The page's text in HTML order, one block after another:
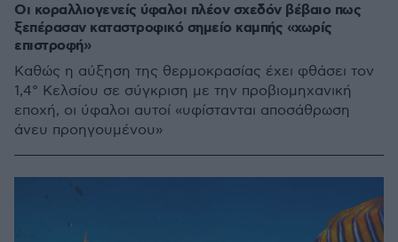
Οι κοραλλιογενείς ύφαλοι πλέον σχεδόν βέβαιο πως
ξεπέρασαν καταστροφικό σημείο καμπής «χωρίς
επιστροφή»
Καθώς η αύξηση της θερμοκρασίας έχει φθάσει τον
1,4° Κελσίου σε σύγκριση με την προβιομηχανική
εποχή, οι ύφαλοι αυτοί «υφίστανται αποσάθρωση
άνευ προηγουμένου»